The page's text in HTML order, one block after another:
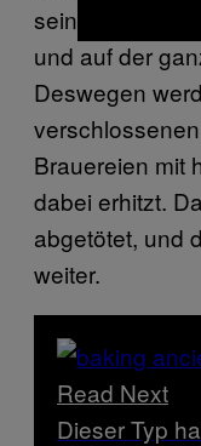
sein, damit
und auf der
Deswegen
Brauereien mit
dabei erhitzt.
abgetötet, und
weiter.
Read Next
Dieser Typ